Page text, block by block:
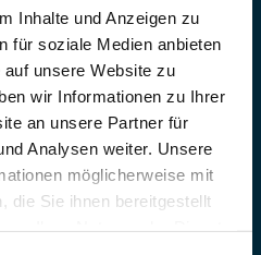
Inhalte und Anzeigen zu
für soziale Medien anbieten
unsere Website zu
wir Informationen zu Ihrer
an unsere Partner für
Analysen weiter. Unsere
möglicherweise mit
die Sie ihnen bereitgestellt